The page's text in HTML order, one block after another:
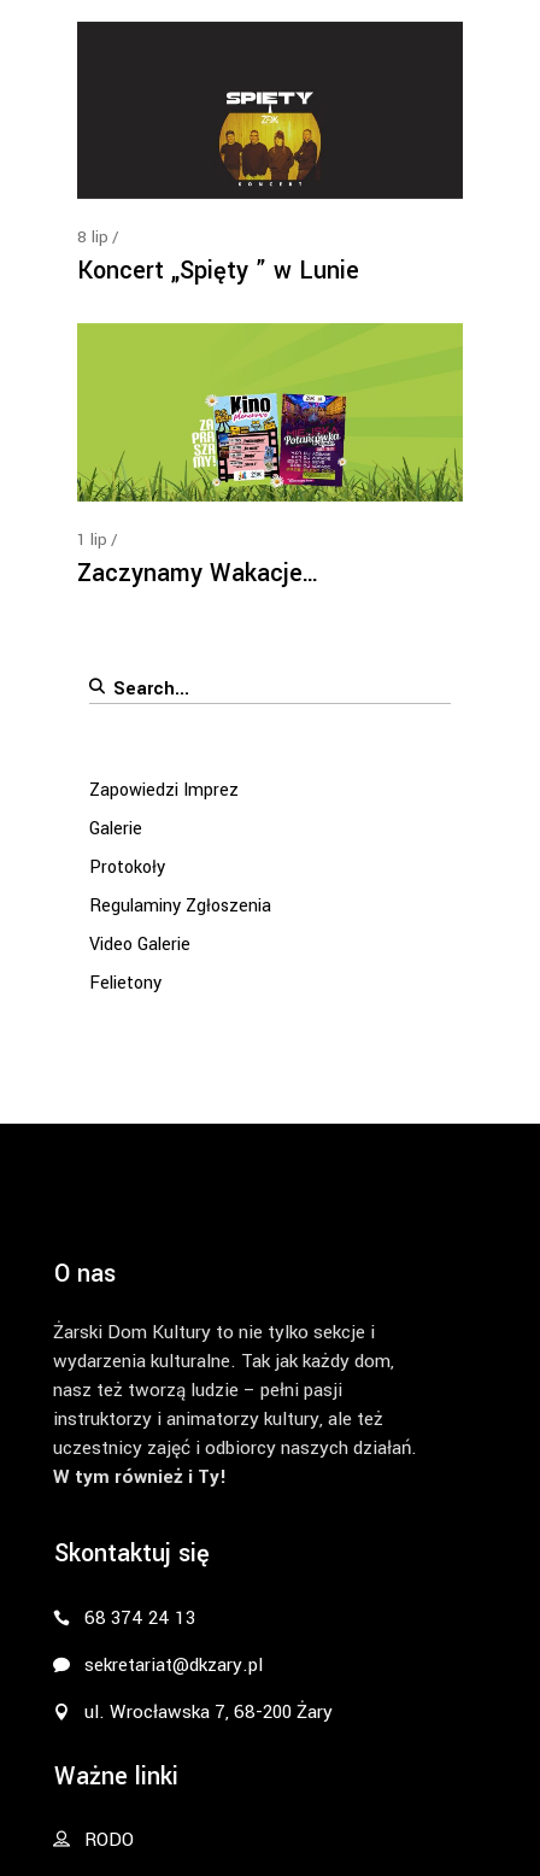
8 lip
Koncert „Spięty ” w Lunie
1 lip
Zaczynamy Wakacje…
Search
Zapowiedzi Imprez
Galerie
Protokoły
Regulaminy Zgłoszenia
Video Galerie
Felietony
O nas
Żarski Dom Kultury to nie tylko sekcje i
wydarzenia kulturalne. Tak jak każdy dom,
nasz też tworzą ludzie – pełni pasji
instruktorzy i animatorzy kultury, ale też
uczestnicy zajęć i odbiorcy naszych działań.
W tym również i Ty!
Skontaktuj się
68 374 24 13
sekretariat@dkzary.pl
ul. Wrocławska 7, 68-200 Żary
Ważne linki
RODO